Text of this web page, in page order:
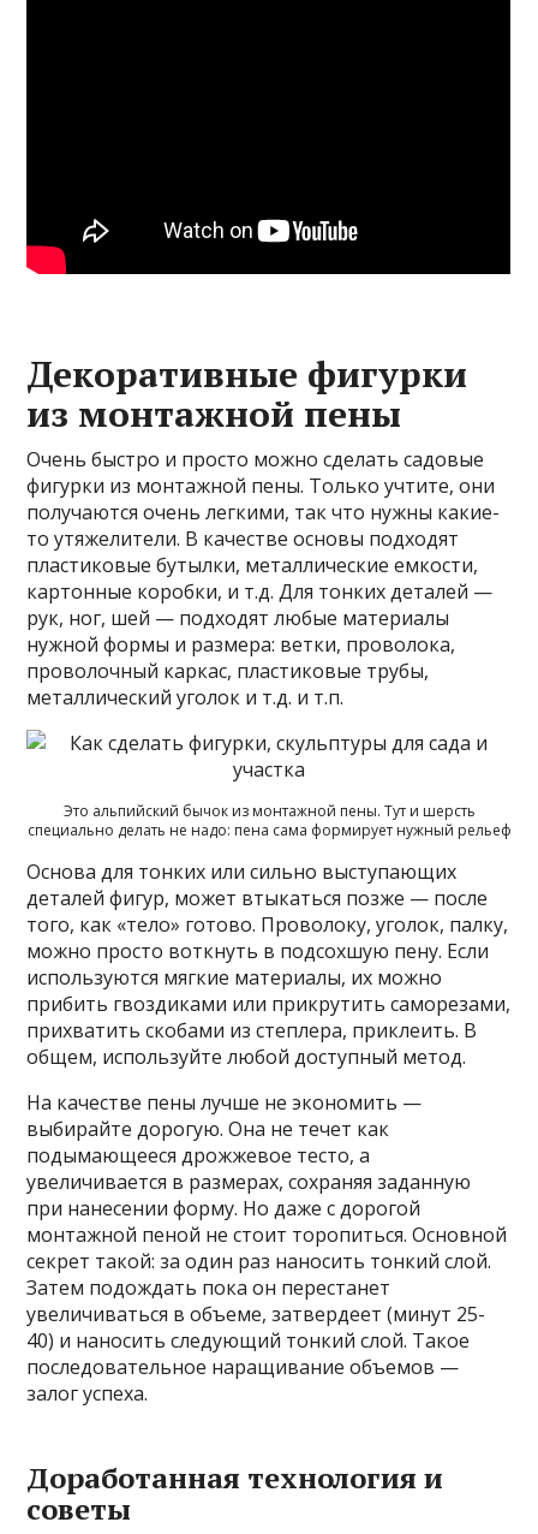
Декоративные фигурки
из монтажной пены
Очень быстро и просто можно сделать садовые
фигурки из монтажной пены. Только учтите, они
получаются очень легкими, так что нужны какие-
то утяжелители. В качестве основы подходят
пластиковые бутылки, металлические емкости,
картонные коробки, и т.д. Для тонких деталей —
рук, ног, шей — подходят любые материалы
нужной формы и размера: ветки, проволока,
проволочный каркас, пластиковые трубы,
металлический уголок и т.д. и т.п.
Это альпийский бычок из монтажной пены. Тут и шерсть
специально делать не надо: пена сама формирует нужный рельеф
Основа для тонких или сильно выступающих
деталей фигур, может втыкаться позже — после
того, как «тело» готово. Проволоку, уголок, палку,
можно просто воткнуть в подсохшую пену. Если
используются мягкие материалы, их можно
прибить гвоздиками или прикрутить саморезами,
прихватить скобами из степлера, приклеить. В
общем, используйте любой доступный метод.
На качестве пены лучше не экономить —
выбирайте дорогую. Она не течет как
подымающееся дрожжевое тесто, а
увеличивается в размерах, сохраняя заданную
при нанесении форму. Но даже с дорогой
монтажной пеной не стоит торопиться. Основной
секрет такой: за один раз наносить тонкий слой.
Затем подождать пока он перестанет
увеличиваться в объеме, затвердеет (минут 25-
40) и наносить следующий тонкий слой. Такое
последовательное наращивание объемов —
залог успеха.
Доработанная технология и
советы